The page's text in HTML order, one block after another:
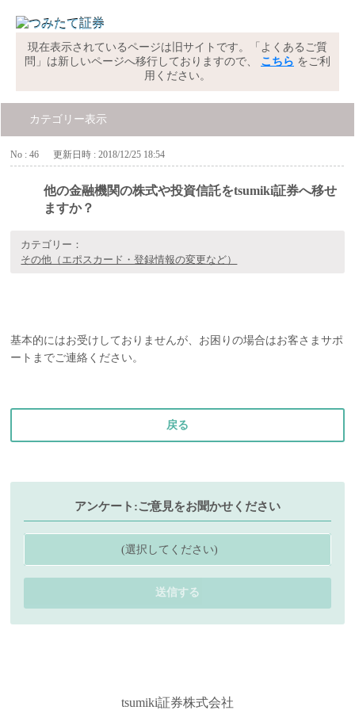
現在表示されているページは旧サイトです。「よくあるご質
問」は新しいページへ移行しておりますので、 こちら をご利
用ください。
カテゴリー表示
No : 46 更新日時 : 2018/12/25 18:54
他の金融機関の株式や投資信託をtsumiki証券へ移せ
ますか？
カテゴリー：
その他（エポスカード・登録情報の変更など）
基本的にはお受けしておりませんが、お困りの場合はお客さまサポ
ートまでご連絡ください。
戻る
アンケート:ご意見をお聞かせください
(選択してください)
送信する
tsumiki証券株式会社